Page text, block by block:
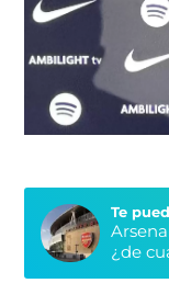
Te
¿de